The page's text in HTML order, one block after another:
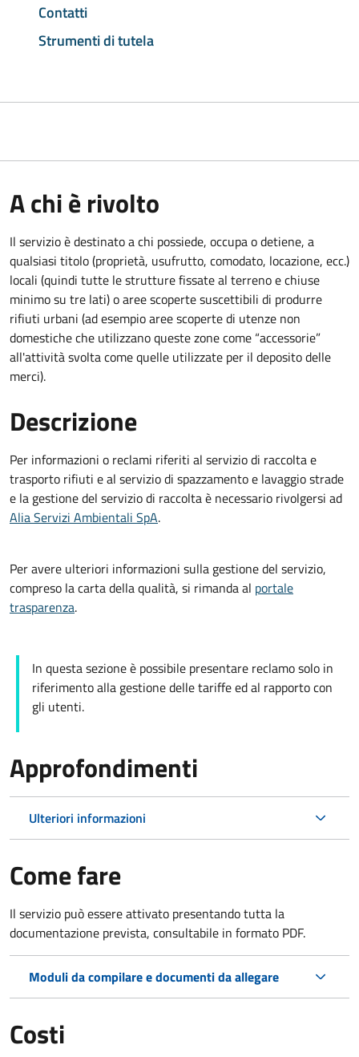
Contatti
Strumenti di tutela
A chi è rivolto
Il servizio è destinato a chi possiede, occupa o detiene, a
qualsiasi titolo (proprietà, usufrutto, comodato, locazione, ecc.)
locali (quindi tutte le strutture fissate al terreno e chiuse
minimo su tre lati) o aree scoperte suscettibili di produrre
rifiuti urbani (ad esempio aree scoperte di utenze non
domestiche che utilizzano queste zone come “accessorie”
all'attività svolta come quelle utilizzate per il deposito delle
merci).
Descrizione
Per informazioni o reclami riferiti al servizio di raccolta e
trasporto rifiuti e al servizio di spazzamento e lavaggio strade
e la gestione del servizio di raccolta è necessario rivolgersi ad
Alia Servizi Ambientali SpA.
Per avere ulteriori informazioni sulla gestione del servizio,
compreso la carta della qualità, si rimanda al portale
trasparenza.
In questa sezione è possibile presentare reclamo solo in
riferimento alla gestione delle tariffe ed al rapporto con
gli utenti.
Approfondimenti
Ulteriori informazioni
Come fare
Il servizio può essere attivato presentando tutta la
documentazione prevista, consultabile in formato PDF.
Moduli da compilare e documenti da allegare
Costi